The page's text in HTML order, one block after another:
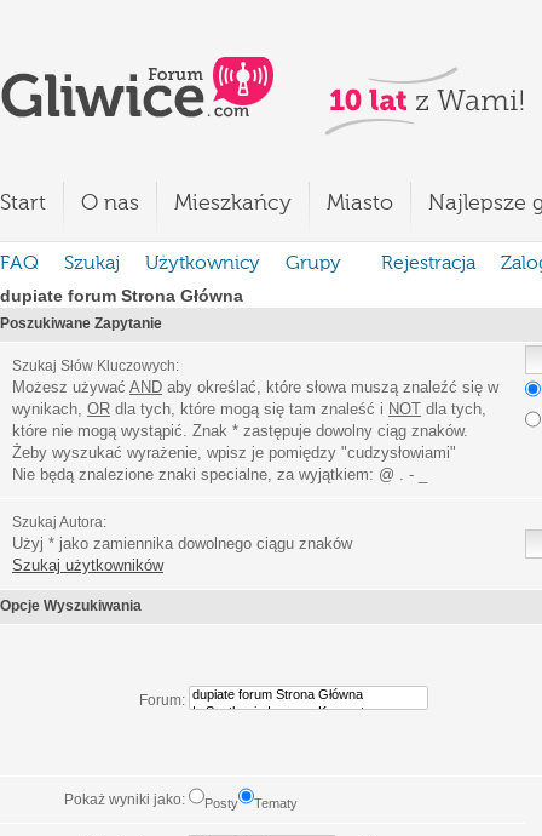
Start O nas Mieszkańcy Miasto Najlepsze
FAQ Szukaj Użytkownicy Grupy Rejestracja
dupiate forum Strona Główna
Poszukiwane Zapytanie
Szukaj Słów Kluczowych:
Możesz używać AND aby określać, które słowa muszą znaleźć się w
wynikach, OR dla tych, które mogą się tam znaleść i NOT dla tych,
które nie mogą wystąpić. Znak * zastępuje dowolny ciąg znaków.
Żeby wyszukać wyrażenie, wpisz je pomiędzy "cudzysłowiami"
Nie będą znalezione znaki specialne, za wyjątkiem: @ . - _
Szukaj Autora:
Użyj * jako zamiennika dowolnego ciągu znaków
Szukaj użytkowników
Opcje Wyszukiwania
Forum:
Pokaż wyniki jako: Posty Tematy